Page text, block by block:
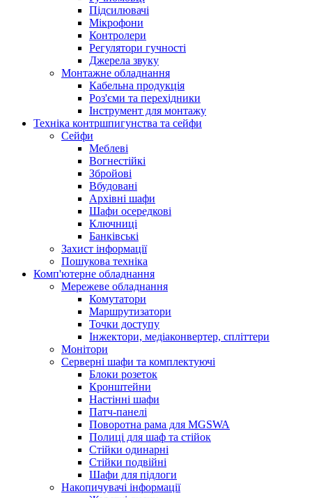
Підсилювачі
Мікрофони
Контролери
Регулятори гучності
Джерела звуку
Монтажне обладнання
Кабельна продукція
Роз'єми та перехідники
Інструмент для монтажу
Техніка контршпигунства та сейфи
Сейфи
Меблеві
Вогнестійкі
Збройові
Вбудовані
Архівні шафи
Шафи осередкові
Ключниці
Банківські
Захист інформації
Пошукова техніка
Комп'ютерне обладнання
Мережеве обладнання
Комутатори
Маршрутизатори
Точки доступу
Інжектори, медіаконвертер, спліттери
Монітори
Серверні шафи та комплектуючі
Блоки розеток
Кронштейни
Настінні шафи
Патч-панелі
Поворотна рама для MGSWA
Полиці для шаф та стійок
Стійки одинарні
Стійки подвійні
Шафи для підлоги
Накопичувачі інформації